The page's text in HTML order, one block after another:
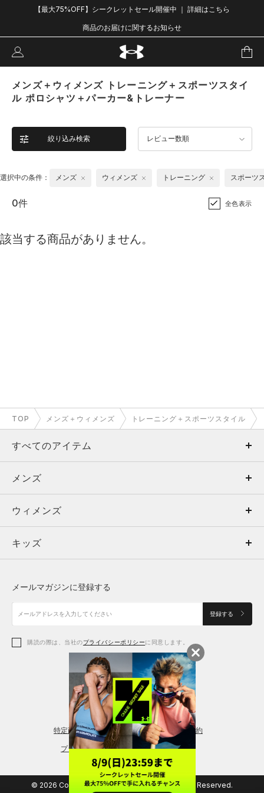
【最大75%OFF】シークレットセール開催中 ｜ 詳細はこちら
商品のお届けに関するお知らせ
メンズ＋ウィメンズ トレーニング＋スポーツスタイ
ル ポロシャツ＋パーカー&トレーナー
絞り込み検索 レビュー数順
選択中の条件： メンズ ウィメンズ トレーニング スポーツ
0件 全色表示
該当する商品がありません。
TOP メンズ＋ウィメンズ トレーニング＋スポーツスタイル
すべてのアイテム
メンズ
ウィメンズ
キッズ
アクセサリー
メンズ
トップス
ボトムス
アクセサリー
ウィメンズ
トップス
シューズ
アクセサリー
レギンス＆タイツ
キッズ
シューズ
メールマガジンに登録する
登録する
購読の際は、当社のプライバシーポリシーに同意します。
特定商取引法に基づく通販の表記 会員規約
プライバシーポリシー
© 2026 Copyright DOME Corporation. All Rights Reserved.